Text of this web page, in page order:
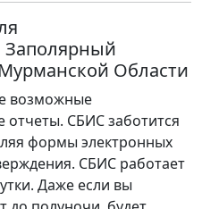
Заполярный
Области
возможные
отчеты. СБИС заботится
формы электронных
СБИС работает
Даже если вы